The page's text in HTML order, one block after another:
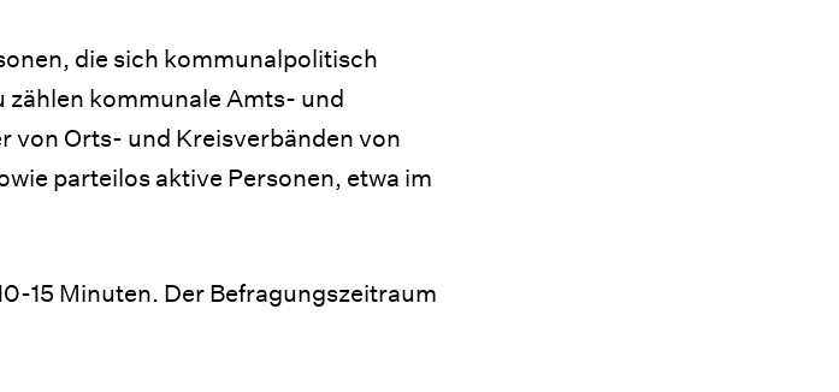
die sich kommunalpolitisch
zählen kommunale Amts- und
von Orts- und Kreisverbänden von
parteilos aktive Personen, etwa im
15 Minuten. Der Befragungszeitraum